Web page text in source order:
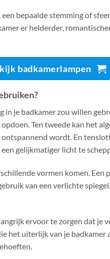
bepaalde stemming of
er helderder,
badkamerlampen
je badkamer zou willen
Ten tweede kan het
wordt. En
gelijkmatiger licht te
vormen komen.
van een verlichte
ervoor te zorgen dat je
het uiterlijk van je